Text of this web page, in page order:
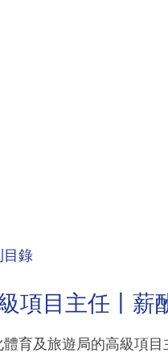
目錄
項目主任丨薪
體育及旅遊局的高級項